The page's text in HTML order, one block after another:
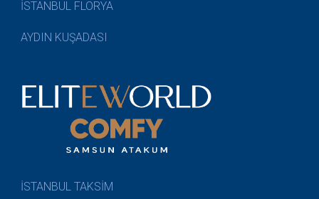
İSTANBUL FLORYA
AYDIN KUŞADASI
İSTANBUL TAKSİM